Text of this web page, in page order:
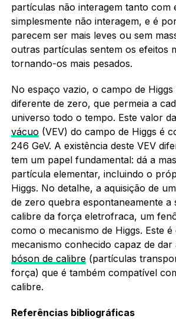
partículas não interagem tanto com
simplesmente não interagem, e é
parecem ser mais leves ou sem
outras partículas sentem os efeitos
tornando-os mais pesados.
No espaço vazio, o campo de
diferente de zero, que permeia a
universo todo o tempo. Este valor
vácuo (VEV) do campo de Higgs é
246 GeV. A existência deste VEV
tem um papel fundamental: dá a
partícula elementar, incluindo o
Higgs. No detalhe, a aquisição de
de zero quebra espontaneamente a
calibre da força eletrofraca, um
como o mecanismo de Higgs. Este
mecanismo conhecido capaz de dar
bóson de calibre(partículas
força) que é também compatível
calibre.
Referências bibliográficas